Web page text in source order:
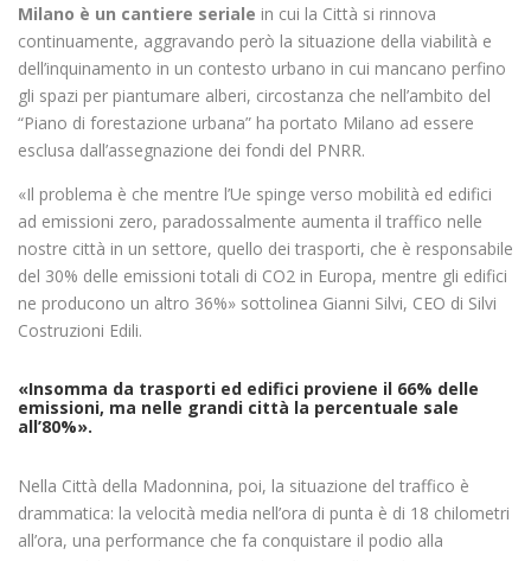
Milano è un cantiere seriale in cui la Città si rinnova
continuamente, aggravando però la situazione della viabilità e
dell’inquinamento in un contesto urbano in cui mancano perfino
gli spazi per piantumare alberi, circostanza che nell’ambito del
“Piano di forestazione urbana” ha portato Milano ad essere
esclusa dall’assegnazione dei fondi del PNRR.
«Il problema è che mentre l’Ue spinge verso mobilità ed edifici
ad emissioni zero, paradossalmente aumenta il traffico nelle
nostre città in un settore, quello dei trasporti, che è responsabile
del 30% delle emissioni totali di CO2 in Europa, mentre gli edifici
ne producono un altro 36%» sottolinea Gianni Silvi, CEO di Silvi
Costruzioni Edili.
«Insomma da trasporti ed edifici proviene il 66% delle
emissioni, ma nelle grandi città la percentuale sale
all’80%».
Nella Città della Madonnina, poi, la situazione del traffico è
drammatica: la velocità media nell’ora di punta è di 18 chilometri
all’ora, una performance che fa conquistare il podio alla